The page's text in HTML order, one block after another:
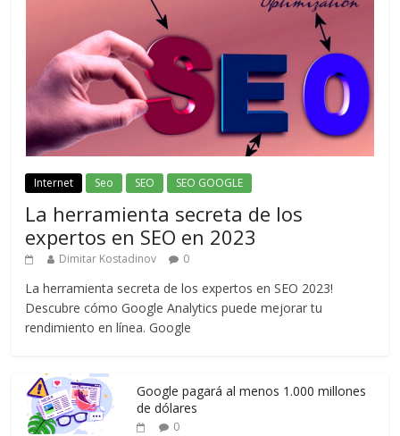
Internet Seo SEO SEO GOOGLE
La herramienta secreta de los
expertos en SEO en 2023
Dimitar Kostadinov 0
La herramienta secreta de los expertos en SEO 2023!
Descubre cómo Google Analytics puede mejorar tu
rendimiento en línea. Google
Google pagará al menos 1.000 millones
de dólares
0